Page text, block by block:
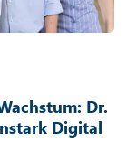
Dr.
Digital